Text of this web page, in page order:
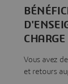
Vous avez
et retours